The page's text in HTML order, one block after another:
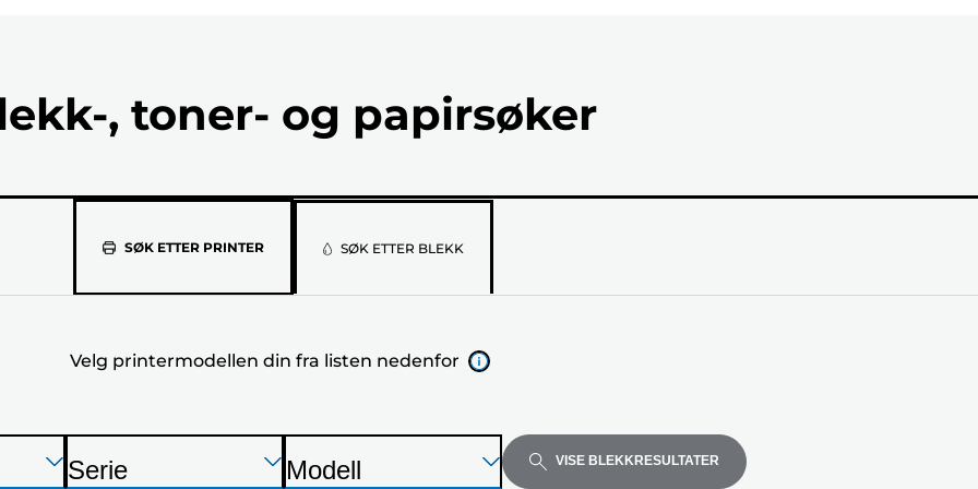
, toner- og papirsøker
SØK ETTER PRINTER
Velg
printermodellen
listen
nedenfor
SØK ETTER BLEKK
Velg printermodellen din fra listen nedenfor
Trykk
Trykk
Serie
Trykk
Modell VISE BLEKKRESULTATER